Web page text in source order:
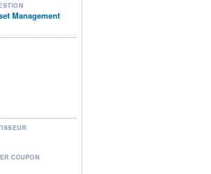
Management
COUPON